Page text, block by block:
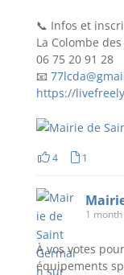
📞 Infos et
La Colombe
06 75 20 91 28
📧
https://
4 1
1
À vos votes
équipements